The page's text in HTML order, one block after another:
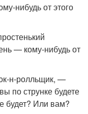
нибудь от этого
— кому-нибудь от
н-ролльщик, —
по струнке будете
будет? Или вам?